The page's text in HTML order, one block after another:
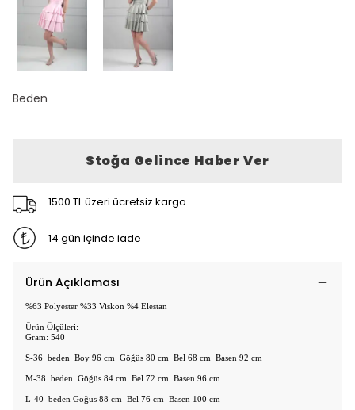
Beden
Stoğa Gelince Haber Ver
1500 TL üzeri ücretsiz kargo
14 gün içinde iade
Ürün Açıklaması
%63 Polyester %33 Viskon %4 Elestan
Ürün Ölçüleri:
Gram: 540
S-36 beden Boy 96 cm Göğüs 80 cm Bel 68 cm Basen 92 cm
M-38 beden Göğüs 84 cm Bel 72 cm Basen 96 cm
L-40 beden Göğüs 88 cm Bel 76 cm Basen 100 cm